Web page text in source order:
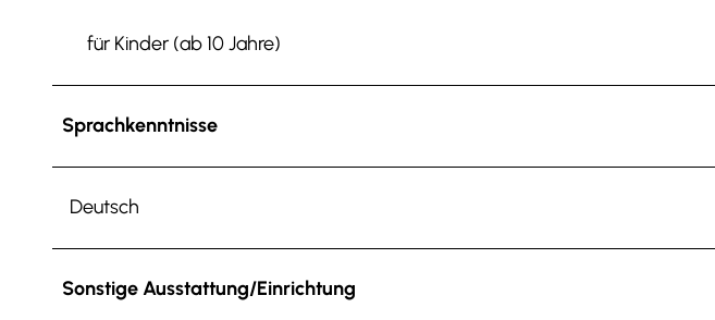
für Kinder (ab 10 Jahre)
Sprachkenntnisse
Deutsch
Sonstige Ausstattung/Einrichtung